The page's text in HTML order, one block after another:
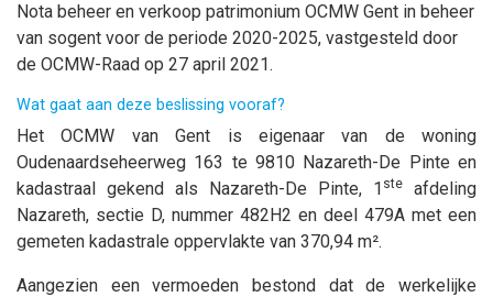
Nota beheer en verkoop patrimonium OCMW Gent in beheer
van sogent voor de periode 2020-2025, vastgesteld door
de OCMW-Raad op 27 april 2021.
Wat gaat aan deze beslissing vooraf?
Het OCMW van Gent is eigenaar van de woning
Oudenaardseheerweg 163 te 9810 Nazareth-De Pinte en
kadastraal gekend als Nazareth-De Pinte, 1 ste
afdeling
Nazareth, sectie D, nummer 482H2 en deel 479A met een
gemeten kadastrale oppervlakte van 370,94 m².
Aangezien een vermoeden bestond dat de werkelijke